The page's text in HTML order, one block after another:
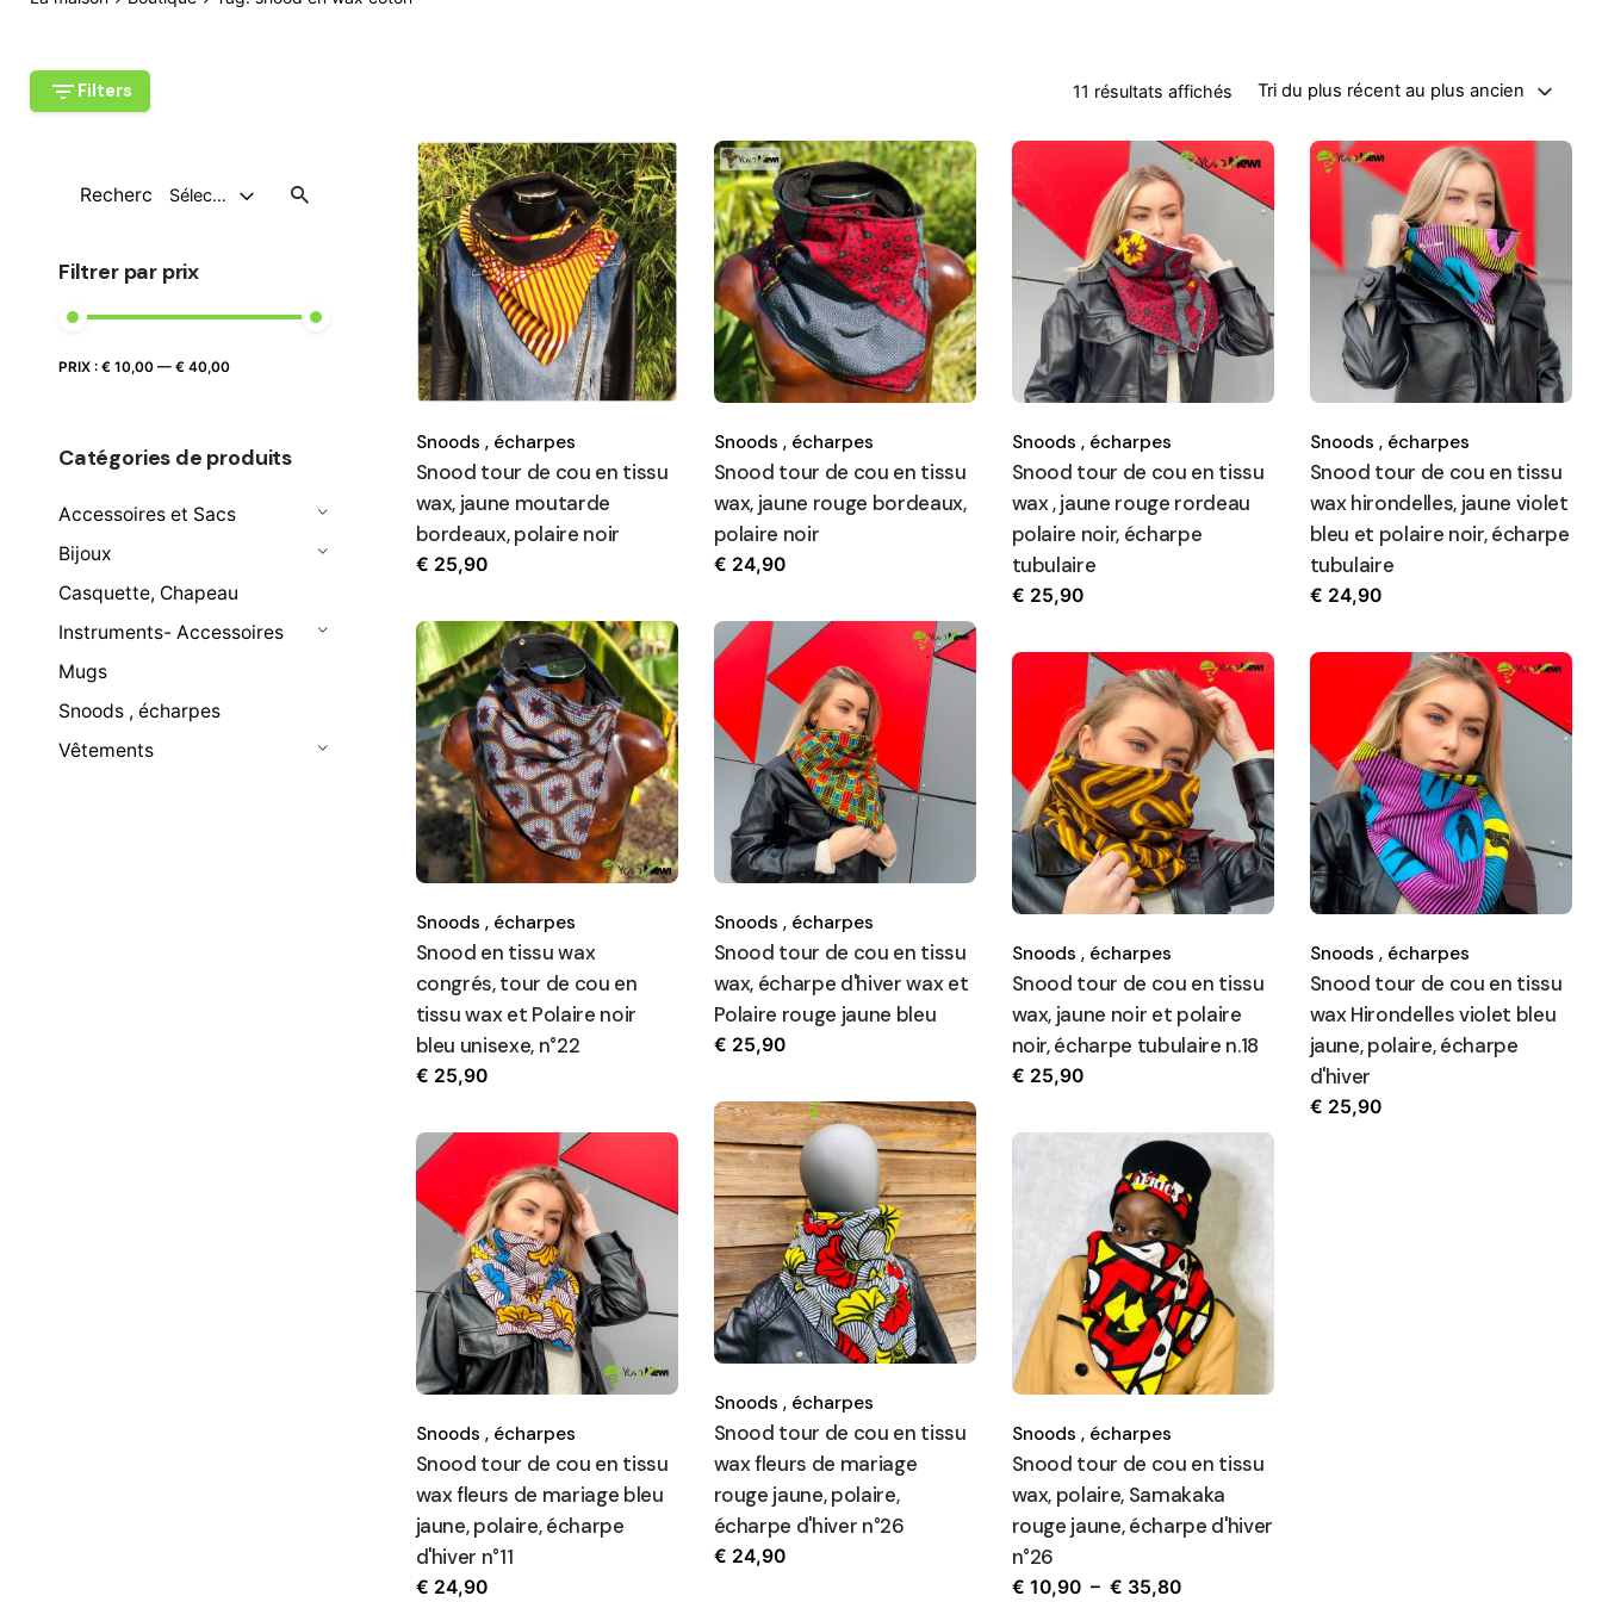
Filters 11 résultats affichésTrié du plus récent au plus ancien
Tri du plus récent au plus ancien
Recherche
Sélectionnez Une Catégorie
Filtrer par prix
Prix
Prix
PRIX : € 10,00 — € 40,00
Catégories de produits
Accessoires et Sacs
Bijoux
Casquette, Chapeau
Instruments- Accessoires
Mugs
Snoods , écharpes
Vêtements
Snoods , écharpes
Snood tour de cou en tissu
wax, jaune moutarde
bordeaux, polaire noir
€ 25,90
Snoods , écharpes
Snood tour de cou en tissu
wax, jaune rouge bordeaux,
polaire noir
€ 24,90
Snoods , écharpes
Snood tour de cou en tissu
wax , jaune rouge rordeau
polaire noir, écharpe
tubulaire
€ 25,90
Snoods , écharpes
Snood tour de cou en tissu
wax hirondelles, jaune violet
bleu et polaire noir, écharpe
tubulaire
€ 24,90
Snoods , écharpes
Snood en tissu wax
congrés, tour de cou en
tissu wax et Polaire noir
bleu unisexe, n°22
€ 25,90
Snoods , écharpes
Snood tour de cou en tissu
wax, écharpe d'hiver wax et
Polaire rouge jaune bleu
€ 25,90
Snoods , écharpes
Snood tour de cou en tissu
wax, jaune noir et polaire
noir, écharpe tubulaire n.18
€ 25,90
Snoods , écharpes
Snood tour de cou en tissu
wax Hirondelles violet bleu
jaune, polaire, écharpe
d'hiver
€ 25,90
Snoods , écharpes
Snood tour de cou en tissu
wax fleurs de mariage
rouge jaune, polaire,
écharpe d'hiver n°26
€ 24,90
Snoods , écharpes
Snood tour de cou en tissu
wax fleurs de mariage bleu
jaune, polaire, écharpe
d'hiver n°11
€ 24,90
Snoods , écharpes
Snood tour de cou en tissu
wax, polaire, Samakaka
rouge jaune, écharpe d'hiver
n°26
€ 10,90 – € 35,80Plage